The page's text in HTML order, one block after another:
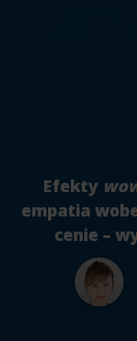
Efekty
empatia
cenie –